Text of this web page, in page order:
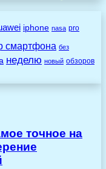
iphone nasa pro
смартфона без
неделю новый обзоров
точное на